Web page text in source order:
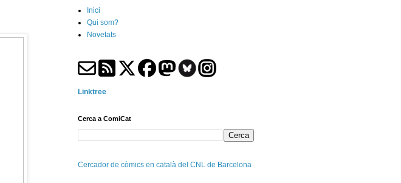
Inici
Qui som?
Novetats
Linktree
Cerca a ComiCat
Cercador de còmics en català del CNL de Barcelona